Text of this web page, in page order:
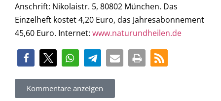
Anschrift: Nikolaistr. 5, 80802 München. Das
Einzelheft kostet 4,20 Euro, das Jahresabonnement
45,60 Euro. Internet: www.naturundheilen.de
Kommentare anzeigen